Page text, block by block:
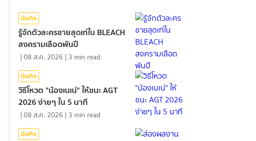
บันเทิง
รู้จักตัวละครชายสุดเท่ใน BLEACH
สงครามเลือดพันปี
|08 ส.ค. 2026 | 3 min read
บันเทิง
วิธีโหวต "น้องเนเน่" ให้ชนะ AGT
2026 ง่ายๆ ใน 5 นาที
|08 ส.ค. 2026 | 3 min read
บันเทิง